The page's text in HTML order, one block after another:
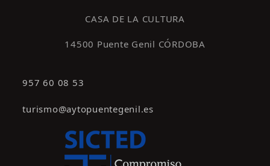
CASA DE LA CULTURA
14500 Puente Genil CÓRDOBA
957 60 08 53
turismo@aytopuentegenil.es